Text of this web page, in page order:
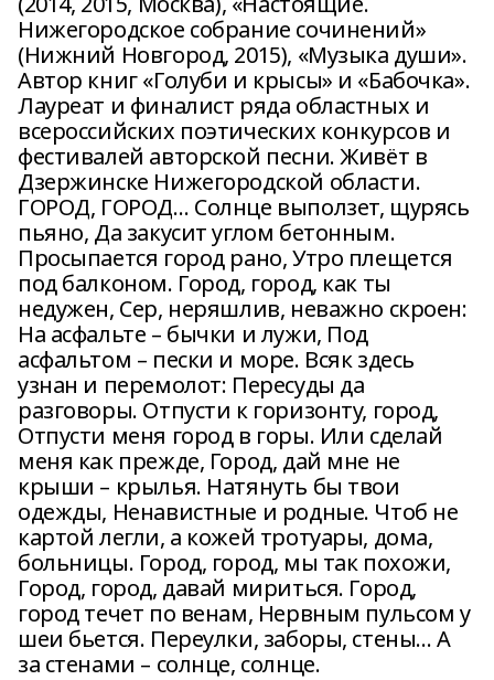
Нижегородское собрание сочинений»
(Нижний Новгород, 2015), «Музыка души».
Автор книг «Голуби и крысы» и «Бабочка».
Лауреат и финалист ряда областных и
всероссийских поэтических конкурсов и
фестивалей авторской песни. Живёт в
Дзержинске Нижегородской области.
ГОРОД, ГОРОД… Солнце выползет, щурясь
пьяно, Да закусит углом бетонным.
Просыпается город рано, Утро плещется
под балконом. Город, город, как ты
недужен, Сер, неряшлив, неважно скроен:
На асфальте – бычки и лужи, Под
асфальтом – пески и море. Всяк здесь
узнан и перемолот: Пересуды да
разговоры. Отпусти к горизонту, город,
Отпусти меня город в горы. Или сделай
меня как прежде, Город, дай мне не
крыши – крылья. Натянуть бы твои
одежды, Ненавистные и родные. Чтоб не
картой легли, а кожей тротуары, дома,
больницы. Город, город, мы так похожи,
Город, город, давай мириться. Город,
город течет по венам, Нервным пульсом у
шеи бьется. Переулки, заборы, стены… А
за стенами – солнце, солнце.